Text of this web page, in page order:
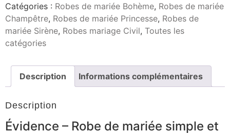
Catégories : Robes de mariée Bohème, Robes de mariée
Champêtre, Robes de mariée Princesse, Robes de
mariée Sirène, Robes mariage Civil, Toutes les
catégories
Description Informations complémentaires
Description
Évidence – Robe de mariée simple et